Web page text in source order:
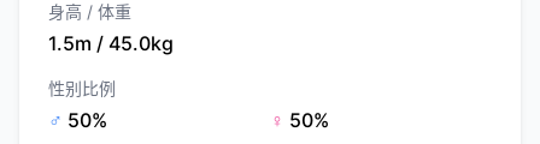
身高 / 体重
1.5m / 45.0kg
性别比例
♂ 50% ♀ 50%